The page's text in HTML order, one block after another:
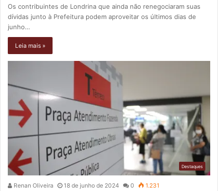
Os contribuintes de Londrina que ainda não renegociaram suas
dívidas junto à Prefeitura podem aproveitar os últimos dias de
junho…
Leia mais »
Destaques
Renan Oliveira 18 de junho de 2024 0 1.231